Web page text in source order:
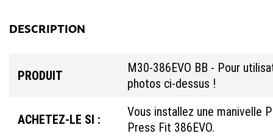
DESCRIPTION
PRODUIT
M30-386EVO BB - Pour
photos ci-dessus !
ACHETEZ-LE SI :
Vous installez une manivelle
Press Fit 386EVO.